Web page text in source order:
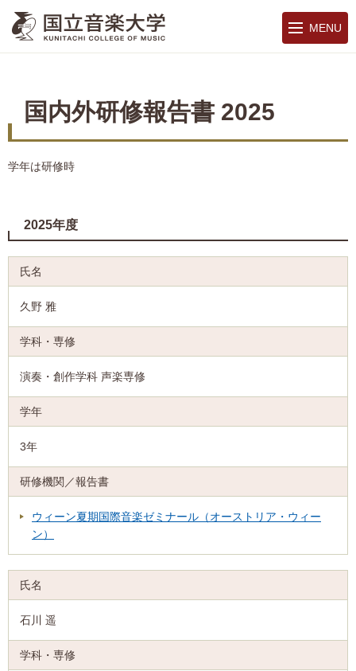
MENU
国内外研修報告書 2025
学年は研修時
2025年度
久野 雅
演奏・創作学科 声楽専修
3年
ウィーン夏期国際音楽ゼミナール（オーストリア・ウィー
ン）
石川 遥